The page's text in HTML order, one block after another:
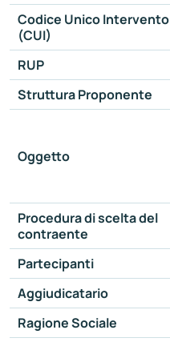
Codice Unico Intervento
(CUI)
RUP
Struttura Proponente
Oggetto
Procedura di scelta del
contraente
Partecipanti
Aggiudicatario
Ragione Sociale